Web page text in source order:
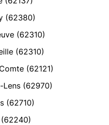
(62380)
(62310)
(62310)
(62121)
Lens (62970)
(62710)